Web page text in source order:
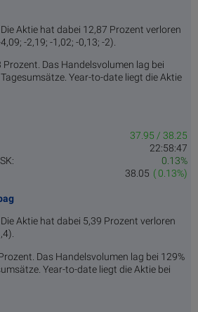
Aktie hat dabei 12,87 Prozent verloren
-2,19; -1,02; -0,13; -2).
Das Handelsvolumen lag bei
Year-to-date liegt die Aktie
37.95 / 38.25
22:58:47
0.13%
( 0.13%)
38.05
Aktie hat dabei 5,39 Prozent verloren
Das Handelsvolumen lag bei 129%
Year-to-date liegt die Aktie bei